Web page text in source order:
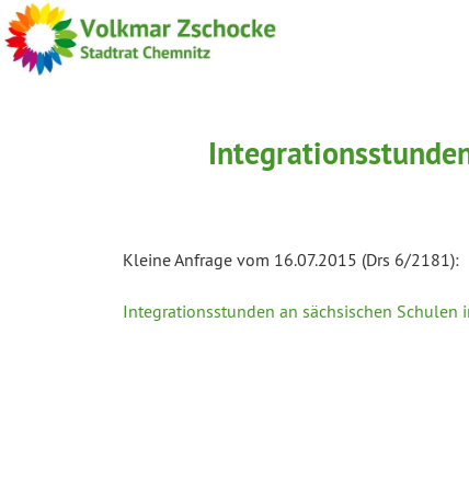
Kleine Anfrage vom 16.07.2015 (Drs 6/2181):
Integrationsstunden an sächsischen